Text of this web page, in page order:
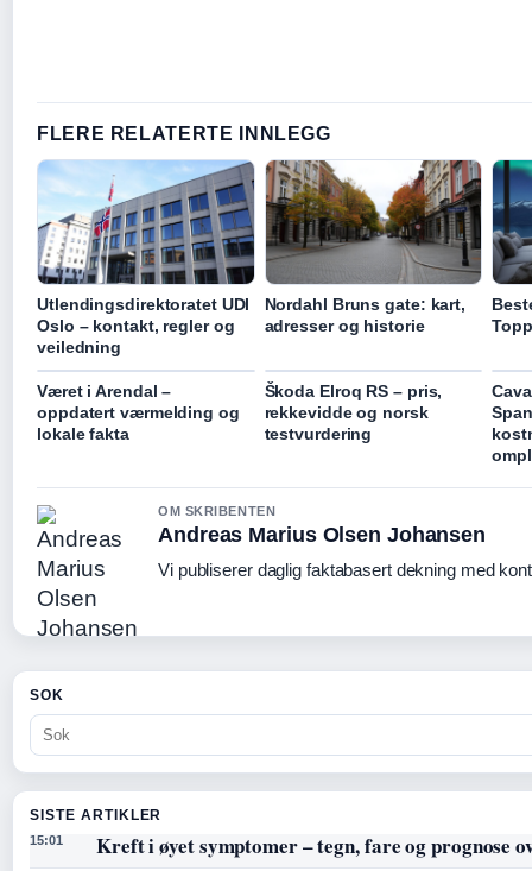
FLERE RELATERTE INNLEGG
Utlendingsdirektoratet UDI
Oslo – kontakt, regler og
veiledning
Nordahl Bruns gate: kart,
adresser og historie
Været i Arendal –
oppdatert værmelding og
lokale fakta
Škoda Elroq RS – pris,
rekkevidde og norsk
testvurdering
OM SKRIBENTEN
Andreas Marius Olsen Johansen
Vi publiserer daglig faktabasert dekning med
SOK
SISTE ARTIKLER
15:01 Kreft i øyet symptomer – tegn, fare og prognose